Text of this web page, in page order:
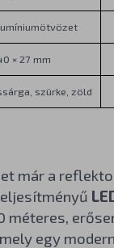
× 27 mm
szürke, zöld
már a
méteres,
egy